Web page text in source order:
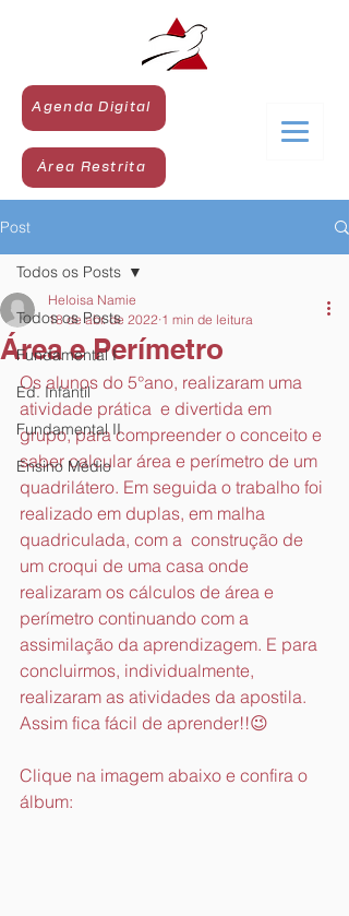
Agenda Digital
Área Restrita
Post
Todos os Posts
Fundamental I
Ed. Infantil
Fundamental II
Ensino Médio
Todos os Posts
Área e Perímetro
Heloisa Namie
18 de abr. de 2022 1 min de leitura
Os alunos do 5°ano, realizaram uma
atividade prática  e divertida em
grupo, para compreender o conceito e
saber calcular área e perímetro de um
quadrilátero. Em seguida o trabalho foi
realizado em duplas, em malha
quadriculada, com a  construção de
um croqui de uma casa onde
realizaram os cálculos de área e
perímetro continuando com a
assimilação da aprendizagem. E para
concluirmos, individualmente,
realizaram as atividades da apostila.
Assim fica fácil de aprender!!😉
Clique na imagem abaixo e confira o
álbum: